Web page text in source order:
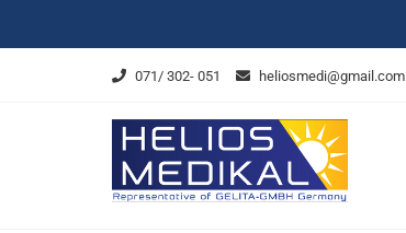
071/ 302- 051 heliosmedi@gmail.com